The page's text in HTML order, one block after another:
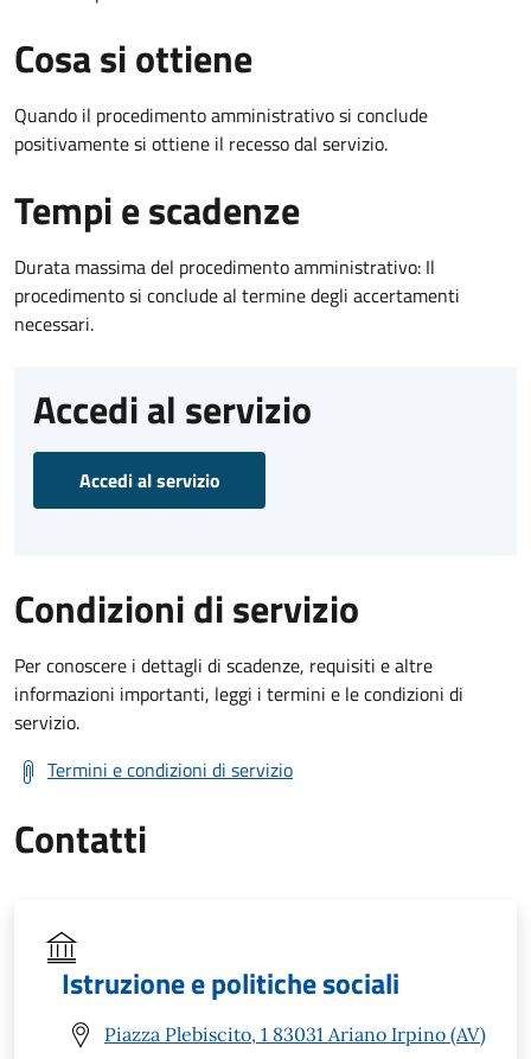
Cosa si ottiene
Quando il procedimento amministrativo si conclude
positivamente si ottiene il recesso dal servizio.
Tempi e scadenze
Durata massima del procedimento amministrativo: Il
procedimento si conclude al termine degli accertamenti
necessari.
Accedi al servizio
Accedi al servizio
Condizioni di servizio
Per conoscere i dettagli di scadenze, requisiti e altre
informazioni importanti, leggi i termini e le condizioni di
servizio.
Termini e condizioni di servizio
Contatti
Istruzione e politiche sociali
Piazza Plebiscito, 1 83031 Ariano Irpino (AV)